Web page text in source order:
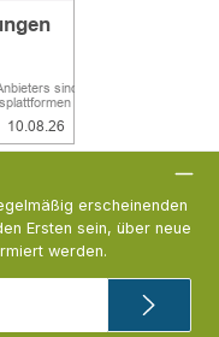
erscheinenden
Ersten sein, über neue
werden.